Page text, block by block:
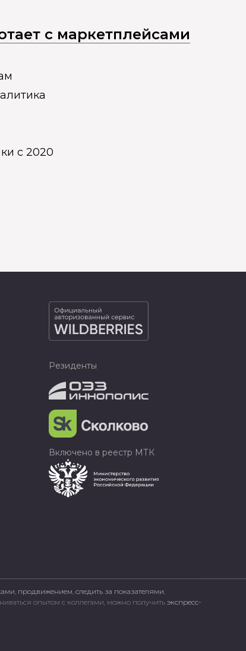
с маркетплейсами
с 2020
Резиденты
Включено в реестр МТК
, продвижением, следить за показателями,
опытом с коллегами, можно получить экспресс-